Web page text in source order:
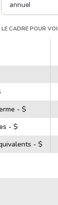
annuel
LE CADRE POUR
- $
- $
- $